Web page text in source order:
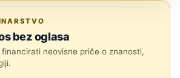
bez oglasa
neovisne priče o znanosti,